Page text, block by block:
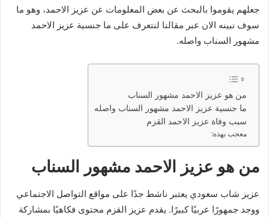
جعلهم يقوموا بالبحث عن بعض المعلومات عن عزيز الاحمد، وهو ما
سوف نبينه الان عبر مقالنا لنتعرف على ما جنسية عزيز الاحمد
مشهور السناب واصله.
من هو عزيز الاحمد مشهور السناب
ما جنسية عزيز الاحمد مشهور السناب واصله
سبب وفاة عزيز الاحمد القزم
معجب بهذه:
من هو عزيز الاحمد مشهور السناب
عزيز شاب سعودي يعتبر ناشط جدًا على مواقع التواصل الاجتماعي
ووجد جمهورًا عربيًا كبيرًا. يقدم عزيز القزم محتوى فكاهيًا بمشاركة